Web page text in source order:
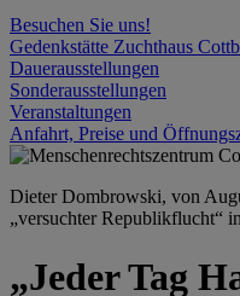
Besuchen Sie uns!
Gedenkstätte Zuchthaus
Dauerausstellungen
Sonderausstellungen
Veranstaltungen
Anfahrt, Preise und
Dieter Dombrowski, von
„versuchter Republikflucht“
„Jeder Tag